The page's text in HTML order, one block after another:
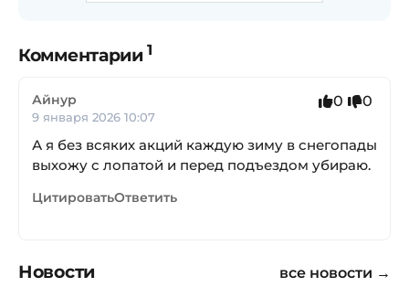
Комментарии 1
0 0
Айнур
9 января 2026 10:07
А я без всяких акций каждую зиму в снегопады
выхожу с лопатой и перед подъездом убираю.
ЦитироватьОтветить
Новости все новости →